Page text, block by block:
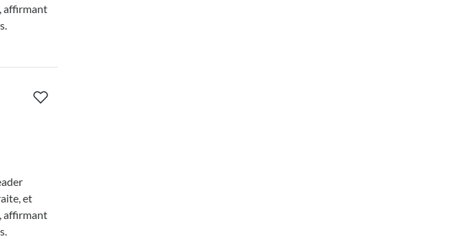
affirmant
et
affirmant